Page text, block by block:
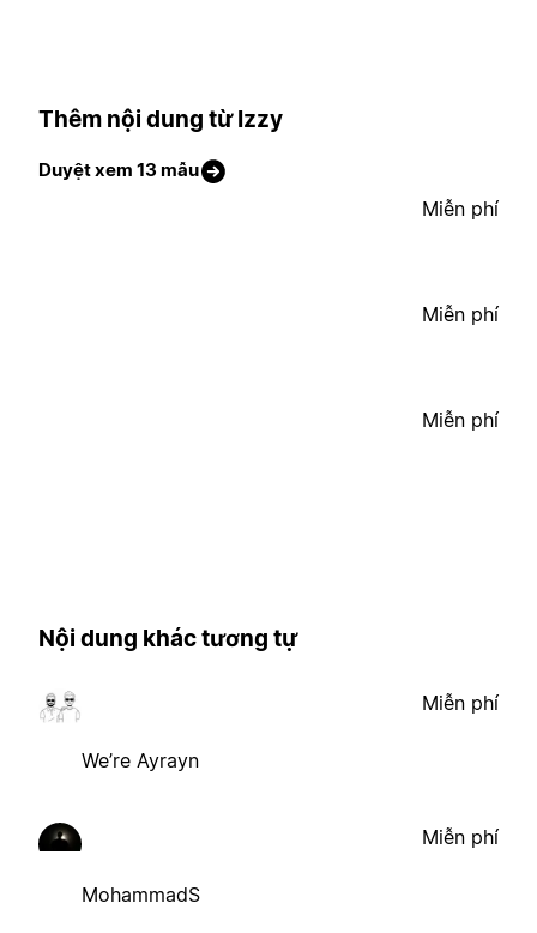
Thêm nội dung từ Izzy
Duyệt xem 13 mẫu
Miễn phí
Miễn phí
Miễn phí
Nội dung khác tương tự
We’re Ayrayn
Miễn phí
MohammadS
Miễn phí